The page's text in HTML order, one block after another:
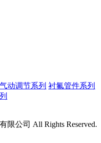
动调节系列 衬氟管件系列
限公司 All Rights Reserved.